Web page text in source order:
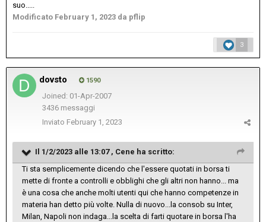
suo.....
Modificato February 1, 2023 da pflip
3
dovsto 1590
Joined: 01-Apr-2007
3436 messaggi
Inviato February 1, 2023
Il 1/2/2023 alle 13:07 , Cene ha scritto:
Ti sta semplicemente dicendo che l'essere quotati in borsa ti
mette di fronte a controlli e obblighi che gli altri non hanno... ma
è una cosa che anche molti utenti qui che hanno competenze in
materia han detto più volte. Nulla di nuovo...la consob su Inter,
Milan, Napoli non indaga...la scelta di farti quotare in borsa l'ha